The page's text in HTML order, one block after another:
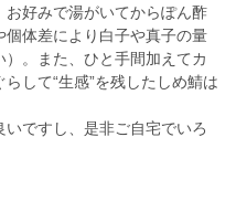
好みで湯がいてからぽん酢
体差により白子や真子の量
。また、ひと手間加えてカ
して“生感”を残したしめ鯖は
ですし、是非ご自宅でいろ